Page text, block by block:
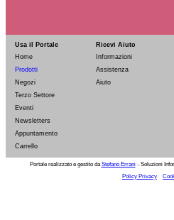
Documentazione:
Varianti:
Servizi Accessori (facoltativi):
Via Piagge Novali, 18 CASTELPLANIO (AN)
0731813556
info@frantoiozenobi.it
Usa il Portale
Home
Prodotti
Negozi
Terzo Settore
Eventi
Newsletters
Appuntamento
Carrello
Ricevi Aiuto
Informazioni
Assistenza
Aiuto